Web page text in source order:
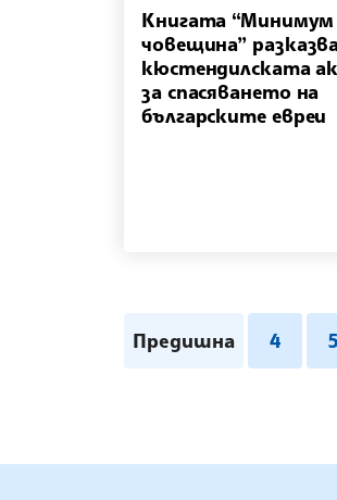
Книгата “Минимум
човещина”
кюстендилската
за спасяването на
българските евреи
Предишна 4 5